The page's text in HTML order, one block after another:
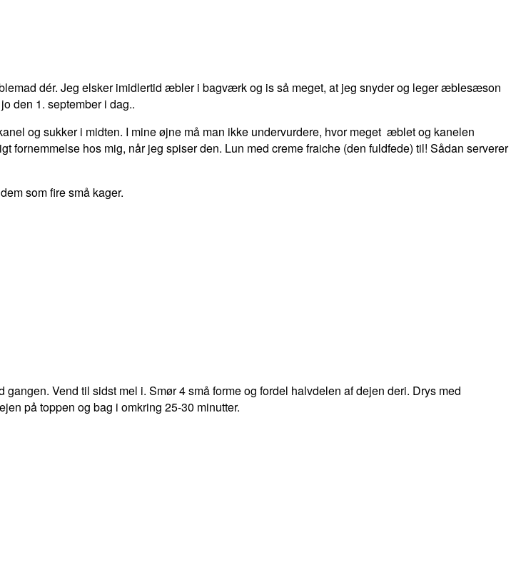
dér. Jeg elsker imidlertid æbler i bagværk og is så meget, at jeg snyder og leger æblesæson
den 1. september i dag..
og sukker i midten. I mine øjne må man ikke undervurdere, hvor meget æblet og kanelen
hos mig, når jeg spiser den. Lun med creme fraiche (den fuldfede) til! Sådan serverer
som fire små kager.
Vend til sidst mel i. Smør 4 små forme og fordel halvdelen af dejen deri. Drys med
på toppen og bag i omkring 25-30 minutter.